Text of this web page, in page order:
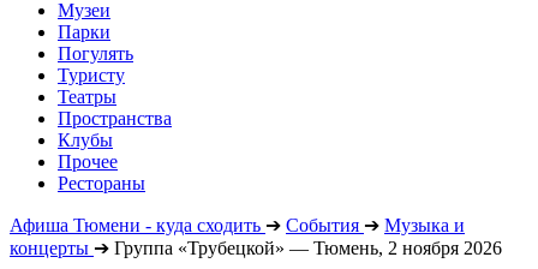
Музеи
Парки
Погулять
Туристу
Театры
Пространства
Клубы
Прочее
Рестораны
Афиша Тюмени - куда сходить ➔ События ➔ Музыка и
концерты ➔ Группа «Трубецкой» — Тюмень, 2 ноября 2026